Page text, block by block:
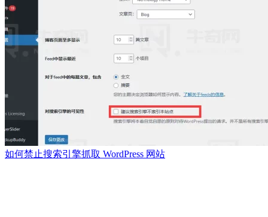
如何禁止搜索引擎抓取 WordPress 网站